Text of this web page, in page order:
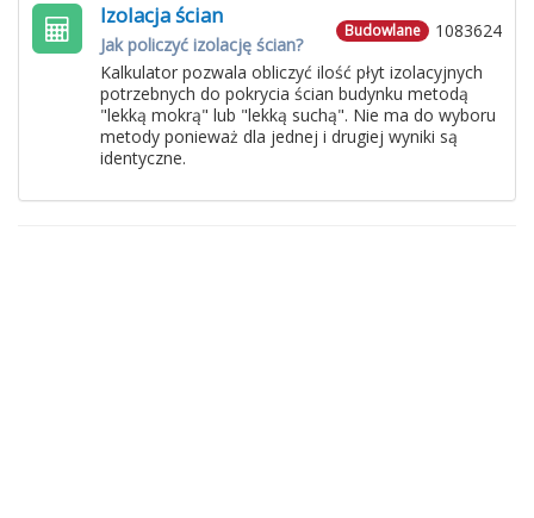
1083624
Budowlane
Izolacja ścian
Jak policzyć izolację ścian?
Kalkulator pozwala obliczyć ilość płyt izolacyjnych
potrzebnych do pokrycia ścian budynku metodą
"lekką mokrą" lub "lekką suchą". Nie ma do wyboru
metody ponieważ dla jednej i drugiej wyniki są
identyczne.